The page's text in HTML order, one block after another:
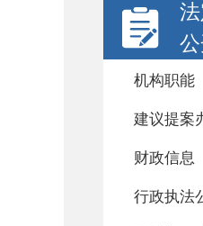
机构职能
建议提案
财政信息
行政执法